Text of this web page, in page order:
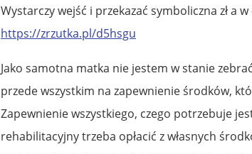
Wystarczy wejść i przekazać symboliczna zł a
https://zrzutka.pl/d5hsgu
Jako samotna matka nie jestem w stanie
przede wszystkim na zapewnienie środków,
Zapewnienie wszystkiego, czego potrzebuje
rehabilitacyjny trzeba opłacić z własnych